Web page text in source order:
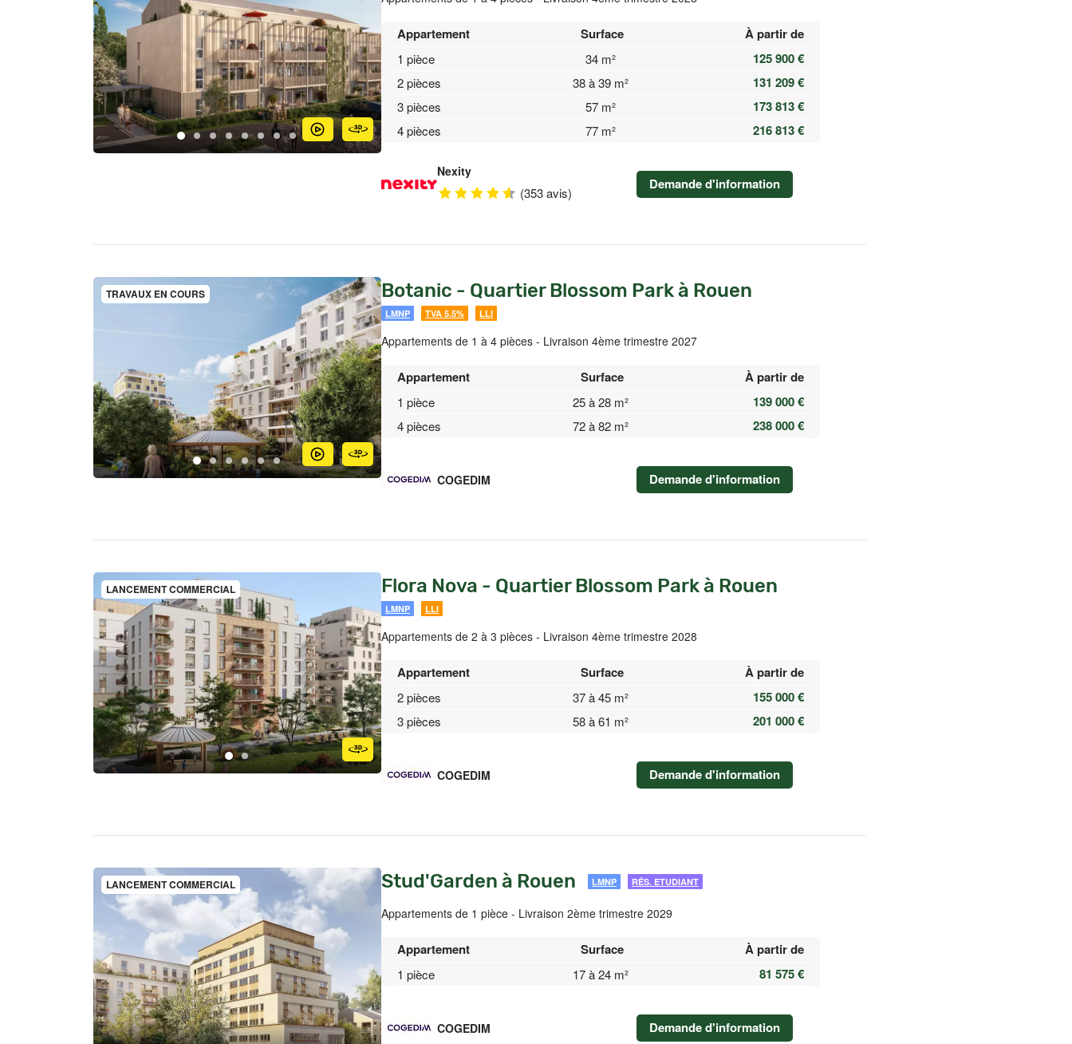
Appartement Surface À partir de
1 pièce 34 m² 125 900 €
2 pièces 38 à 39 m² 131 209 €
3 pièces 57 m² 173 813 €
4 pièces 77 m² 216 813 €
Nexity
(353 avis) Demande d'information
TRAVAUX EN COURS Botanic - Quartier Blossom Park à Rouen
LMNP TVA 5.5% LLI
Appartements de 1 à 4 pièces - Livraison 4ème trimestre 2027
Appartement Surface À partir de
1 pièce 25 à 28 m² 139 000 €
4 pièces 72 à 82 m² 238 000 €
COGEDIM Demande d'information
LANCEMENT COMMERCIAL Flora Nova - Quartier Blossom Park à Rouen
LMNP LLI
Appartements de 2 à 3 pièces - Livraison 4ème trimestre 2028
Appartement Surface À partir de
2 pièces 37 à 45 m² 155 000 €
3 pièces 58 à 61 m² 201 000 €
COGEDIM Demande d'information
LANCEMENT COMMERCIAL Stud'Garden à Rouen LMNP RÉS. ETUDIANT
Appartements de 1 pièce - Livraison 2ème trimestre 2029
Appartement Surface À partir de
1 pièce 17 à 24 m² 81 575 €
COGEDIM Demande d'information